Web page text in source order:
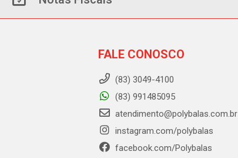
FALE CONOSCO
(83) 3049-4100
(83) 991485095
atendimento@polybalas.com.br
instagram.com/polybalas
facebook.com/Polybalas